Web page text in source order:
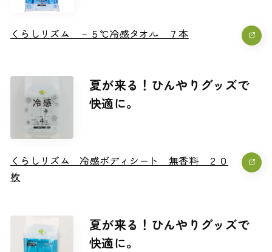
くらしリズム －５℃冷感タオル ７本
くらしリズム －５℃冷感タオル ７本
夏が来る！ひんやりグッズで
快適に。
くらしリズム 冷感ボディシート 無香料 ２０
枚
くらしリズム 冷感ボディシート 無香料 ２０
枚
夏が来る！ひんやりグッズで
快適に。